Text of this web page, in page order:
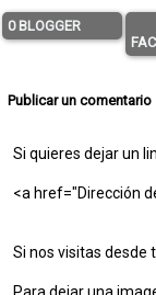
0 BLOGGER
Publicar un comentario
Si quieres dejar un
<a href="Dirección
Si nos visitas desde